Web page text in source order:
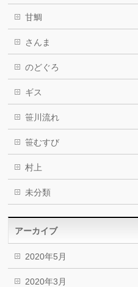
甘鯛
さんま
のどぐろ
ギス
笹川流れ
笹むすび
村上
未分類
アーカイブ
2020年5月
2020年3月